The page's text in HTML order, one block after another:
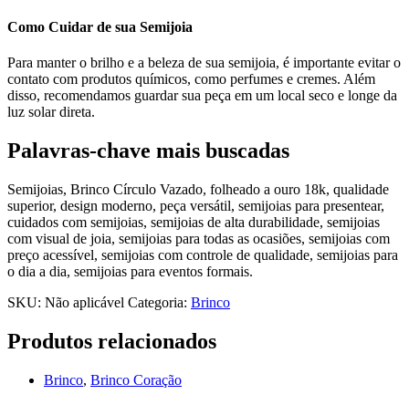
Como Cuidar de sua Semijoia
Para manter o brilho e a beleza de sua semijoia, é importante evitar o
contato com produtos químicos, como perfumes e cremes. Além
disso, recomendamos guardar sua peça em um local seco e longe da
luz solar direta.
Palavras-chave mais buscadas
Semijoias, Brinco Círculo Vazado, folheado a ouro 18k, qualidade
superior, design moderno, peça versátil, semijoias para presentear,
cuidados com semijoias, semijoias de alta durabilidade, semijoias
com visual de joia, semijoias para todas as ocasiões, semijoias com
preço acessível, semijoias com controle de qualidade, semijoias para
o dia a dia, semijoias para eventos formais.
SKU: Não aplicável Categoria: Brinco
Produtos relacionados
Brinco, Brinco Coração